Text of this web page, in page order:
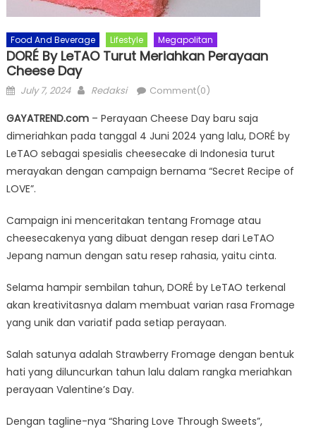
Food And Beverage Lifestyle Megapolitan
DORÉ By LeTAO Turut Meriahkan Perayaan
Cheese Day
Posted
July 7, 2024 Author
Redaksi Comment(0)
GAYATREND.com– Perayaan Cheese Day baru saja
dimeriahkan pada tanggal 4 Juni 2024 yang lalu, DORÉ by
LeTAO sebagai spesialis cheesecake di Indonesia turut
merayakan dengan campaign bernama “Secret Recipe of
LOVE”.
Campaign ini menceritakan tentang Fromage atau
cheesecakenya yang dibuat dengan resep dari LeTAO
Jepang namun dengan satu resep rahasia, yaitu cinta.
Selama hampir sembilan tahun, DORÉ by LeTAO terkenal
akan kreativitasnya dalam membuat varian rasa Fromage
yang unik dan variatif pada setiap perayaan.
Salah satunya adalah Strawberry Fromage dengan bentuk
hati yang diluncurkan tahun lalu dalam rangka meriahkan
perayaan Valentine’s Day.
Dengan tagline-nya “Sharing Love Through Sweets”,